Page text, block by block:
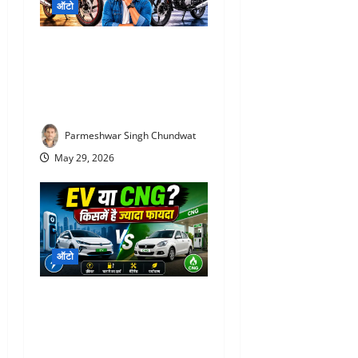
ऑटो
Parmeshwar Singh Chundwat
May 29, 2026
ऑटो